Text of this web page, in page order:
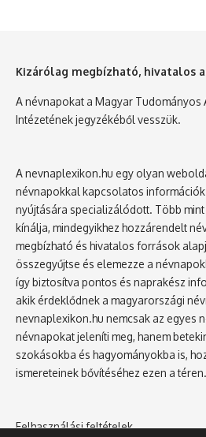
Kizárólag megbízható, hivatalos
A névnapokat a Magyar Tudományos
Intézetének jegyzékéből vesszük.
A nevnaplexikon.hu egy olyan
névnapokkal kapcsolatos
nyújtására specializálódott. Több
kínálja, mindegyikhez hozzárendelt
megbízható és hivatalos források
összegyűjtse és elemezze a
így biztosítva pontos és naprakész
akik érdeklődnek a magyarországi
nevnaplexikon.hu nemcsak az egyes
névnapokat jeleníti meg, hanem
szokásokba és hagyományokba is,
ismereteinek bővítéséhez ezen a téren.
Felhasználási feltételek